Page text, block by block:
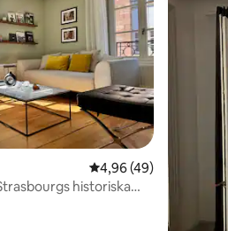
4,96 av 5 i
4,96 (49)
historiska